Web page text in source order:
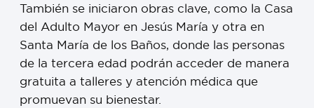
También se iniciaron obras clave, como la Casa
del Adulto Mayor en Jesús María y otra en
Santa María de los Baños, donde las personas
de la tercera edad podrán acceder de manera
gratuita a talleres y atención médica que
promuevan su bienestar.